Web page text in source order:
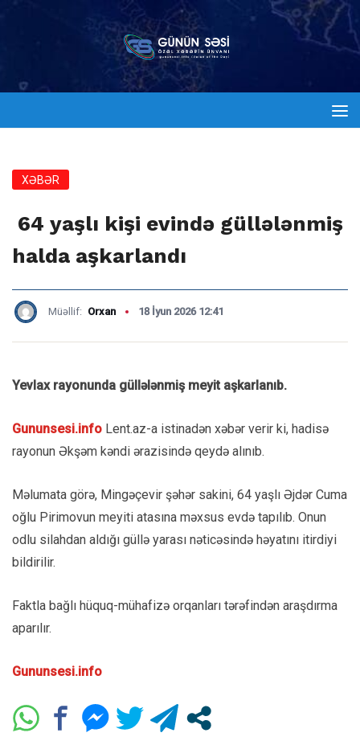
XƏBƏR
64 yaşlı kişi evində güllələnmiş
halda aşkarlandı
Müəllif: Orxan 18 İyun 2026 12:41
Yevlax rayonunda güllələnmiş meyit aşkarlanıb.
Gununsesi.info Lent.az-a istinadən xəbər verir ki, hadisə
rayonun Əkşəm kəndi ərazisində qeydə alınıb.
Məlumata görə, Mingəçevir şəhər sakini, 64 yaşlı Əjdər Cuma
oğlu Pirimovun meyiti atasına məxsus evdə tapılıb. Onun
odlu silahdan aldığı güllə yarası nəticəsində həyatını itirdiyi
bildirilir.
Faktla bağlı hüquq-mühafizə orqanları tərəfindən araşdırma
aparılır.
Gununsesi.info